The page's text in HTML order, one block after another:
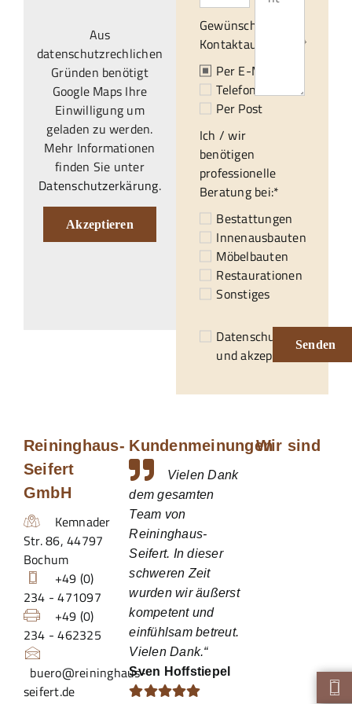
Aus
datenschutzrechlichen
Gründen benötigt
Google Maps Ihre
Einwilligung um
geladen zu werden.
Mehr Informationen
finden Sie unter
Datenschutzerkärung.
Akzeptieren
Gewünschte
Kontaktaufnahme:*
Per E-Mail
Telefonisch
Per Post
Ich / wir
benötigen
professionelle
Beratung bei:*
Bestattungen
Innenausbauten
Möbelbauten
Restaurationen
Sonstiges
Datenschutzerklärung
und akzeptiert.*
Senden
Reininghaus-
Seifert
GmbH
Kemnader
Str. 86,44797
Bochum
+49 (0)
234 - 471097
+49 (0)
234 - 462325
buero@reininghaus-
seifert.de
Kundenmeinungen
Vielen Dank
dem gesamten
Team von
Reininghaus-
Seifert. In dieser
schweren Zeit
wurden wir äußerst
kompetent und
einfühlsam betreut.
Vielen Dank.“
Sven Hoffstiepel
Wir sind